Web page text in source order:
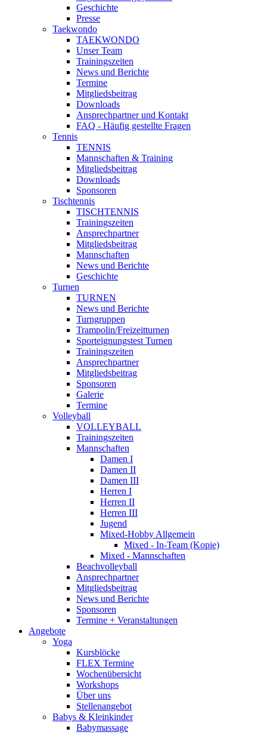
Geschichte
Presse
Taekwondo
TAEKWONDO
Unser Team
Trainingszeiten
News und Berichte
Termine
Mitgliedsbeitrag
Downloads
Ansprechpartner und Kontakt
FAQ - Häufig gestellte Fragen
Tennis
TENNIS
Mannschaften & Training
Mitgliedsbeitrag
Downloads
Sponsoren
Tischtennis
TISCHTENNIS
Trainingszeiten
Ansprechpartner
Mitgliedsbeitrag
Mannschaften
News und Berichte
Geschichte
Turnen
TURNEN
News und Berichte
Turngruppen
Trampolin/Freizeitturnen
Sporteignungstest Turnen
Trainingszeiten
Ansprechpartner
Mitgliedsbeitrag
Sponsoren
Galerie
Termine
Volleyball
VOLLEYBALL
Trainingszeiten
Mannschaften
Damen I
Damen II
Damen III
Herren I
Herren II
Herren III
Jugend
Mixed-Hobby Allgemein
Mixed - In-Team (Kopie)
Mixed - Mannschaften
Beachvolleyball
Ansprechpartner
Mitgliedsbeitrag
News und Berichte
Sponsoren
Termine + Veranstaltungen
Angebote
Yoga
Kursblöcke
FLEX Termine
Wochenübersicht
Workshops
Über uns
Stellenangebot
Babys & Kleinkinder
Babymassage